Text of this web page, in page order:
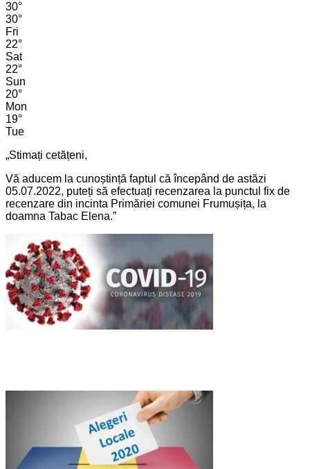
30°
30°
Fri
22°
Sat
22°
Sun
20°
Mon
19°
Tue
„Stimați cetățeni,
Vă aducem la cunoștință faptul că începând de astăzi
05.07.2022, puteți să efectuați recenzarea la punctul fix de
recenzare din incinta Primăriei comunei Frumușița, la
doamna Tabac Elena.”